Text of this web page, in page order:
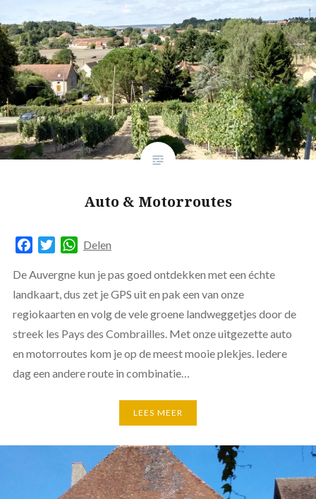
Auto & Motorroutes
FacebookTwitterWhatsApp
Delen
De Auvergne kun je pas goed ontdekken met een échte
landkaart, dus zet je GPS uit en pak een van onze
regiokaarten en volg de vele groene landweggetjes door de
streek les Pays des Combrailles. Met onze uitgezette auto
en motorroutes kom je op de meest mooie plekjes. Iedere
dag een andere route in combinatie…
LEES MEER